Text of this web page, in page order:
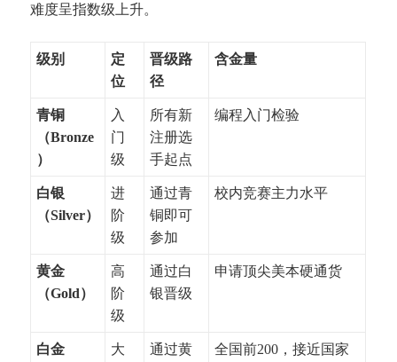
难度呈指数级上升。
级别
定
位
晋级路
径
含金量
青铜
（Bronze
）
入
门
级
所有新
注册选
手起点
编程入门检验
白银
（Silver）
进
阶
级
通过青
铜即可
参加
校内竞赛主力水平
黄金
（Gold）
高
阶
级
通过白
银晋级
申请顶尖美本硬通货
白金
大
通过黄
全国前200，接近国家